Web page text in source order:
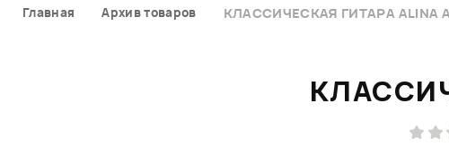
Главная Архив товаров КЛАССИЧЕСКАЯ ГИТАРА ALINA